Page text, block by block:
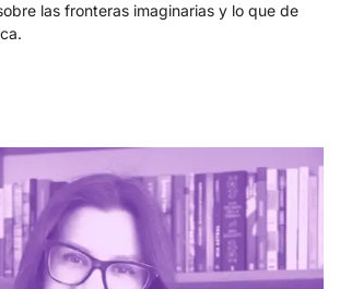
las fronteras imaginarias y lo que de